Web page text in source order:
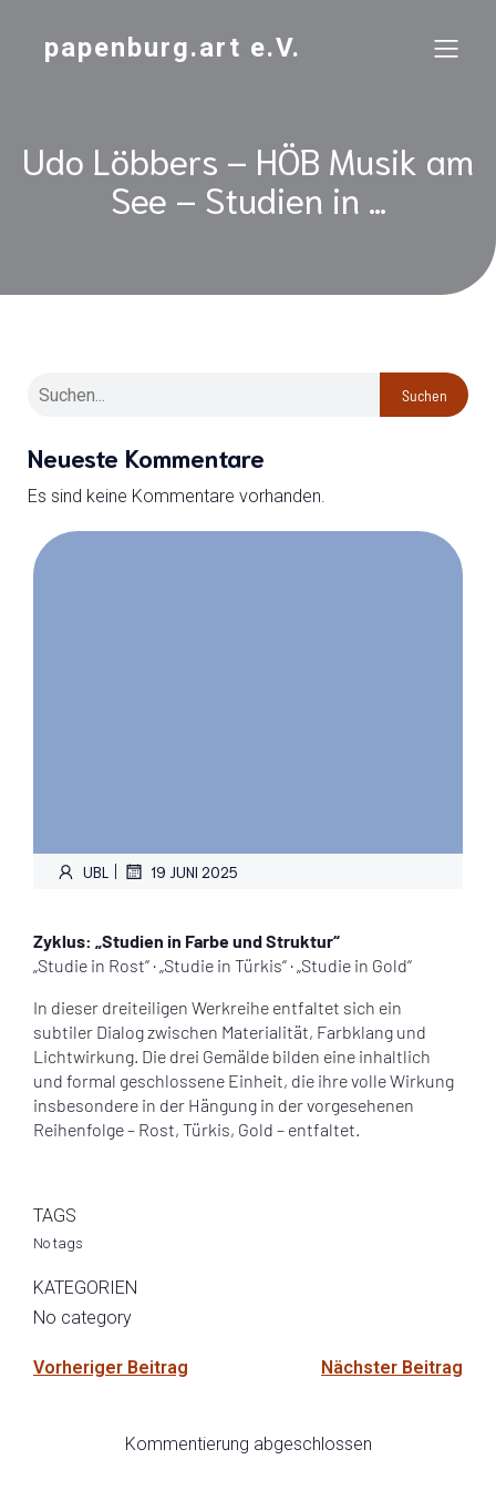
papenburg.art e.V.
Udo Löbbers – HÖB Musik am
See – Studien in …
Suchen
Neueste Kommentare
Es sind keine Kommentare vorhanden.
UBL | 19 JUNI 2025
Zyklus: „Studien in Farbe und Struktur“
„Studie in Rost“ · „Studie in Türkis“ · „Studie in Gold“
In dieser dreiteiligen Werkreihe entfaltet sich ein
subtiler Dialog zwischen Materialität, Farbklang und
Lichtwirkung. Die drei Gemälde bilden eine inhaltlich
und formal geschlossene Einheit, die ihre volle Wirkung
insbesondere in der Hängung in der vorgesehenen
Reihenfolge – Rost, Türkis, Gold – entfaltet.
TAGS
No tags
KATEGORIEN
No category
Vorheriger Beitrag Nächster Beitrag
Kommentierung abgeschlossen